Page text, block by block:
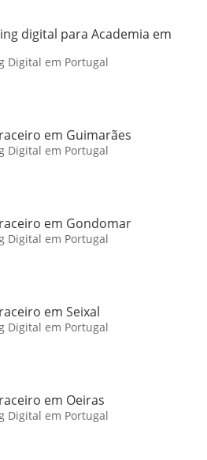
digital para Academia em
Digital em Portugal
em Guimarães
Digital em Portugal
em Gondomar
Digital em Portugal
em Seixal
Digital em Portugal
em Oeiras
Digital em Portugal